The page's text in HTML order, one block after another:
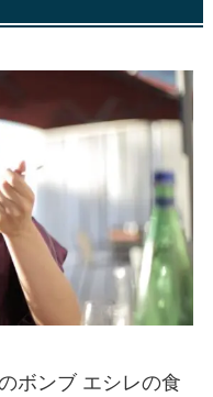
ボンブ エシレの食